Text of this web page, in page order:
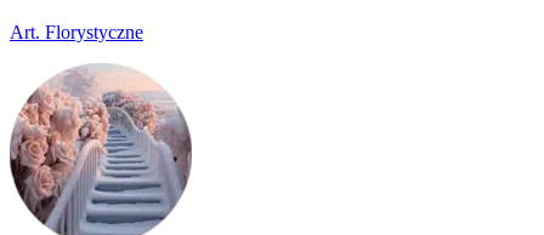
Art. Florystyczne